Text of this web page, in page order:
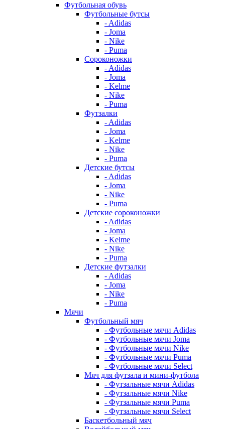
Футбольная обувь
Футбольные бутсы
- Adidas
- Joma
- Nike
- Puma
Сороконожки
- Adidas
- Joma
- Kelme
- Nike
- Puma
Футзалки
- Adidas
- Joma
- Kelme
- Nike
- Puma
Детские бутсы
- Adidas
- Joma
- Nike
- Puma
Детские сороконожки
- Adidas
- Joma
- Kelme
- Nike
- Puma
Детские футзалки
- Adidas
- Joma
- Nike
- Puma
Мячи
Футбольный мяч
- Футбольные мячи Adidas
- Футбольные мячи Joma
- Футбольные мячи Nike
- Футбольные мячи Puma
- Футбольные мячи Select
Мяч для футзала и мини-футбола
- Футзальные мячи Adidas
- Футзальные мячи Nike
- Футзальные мячи Puma
- Футзальные мячи Select
Баскетбольный мяч